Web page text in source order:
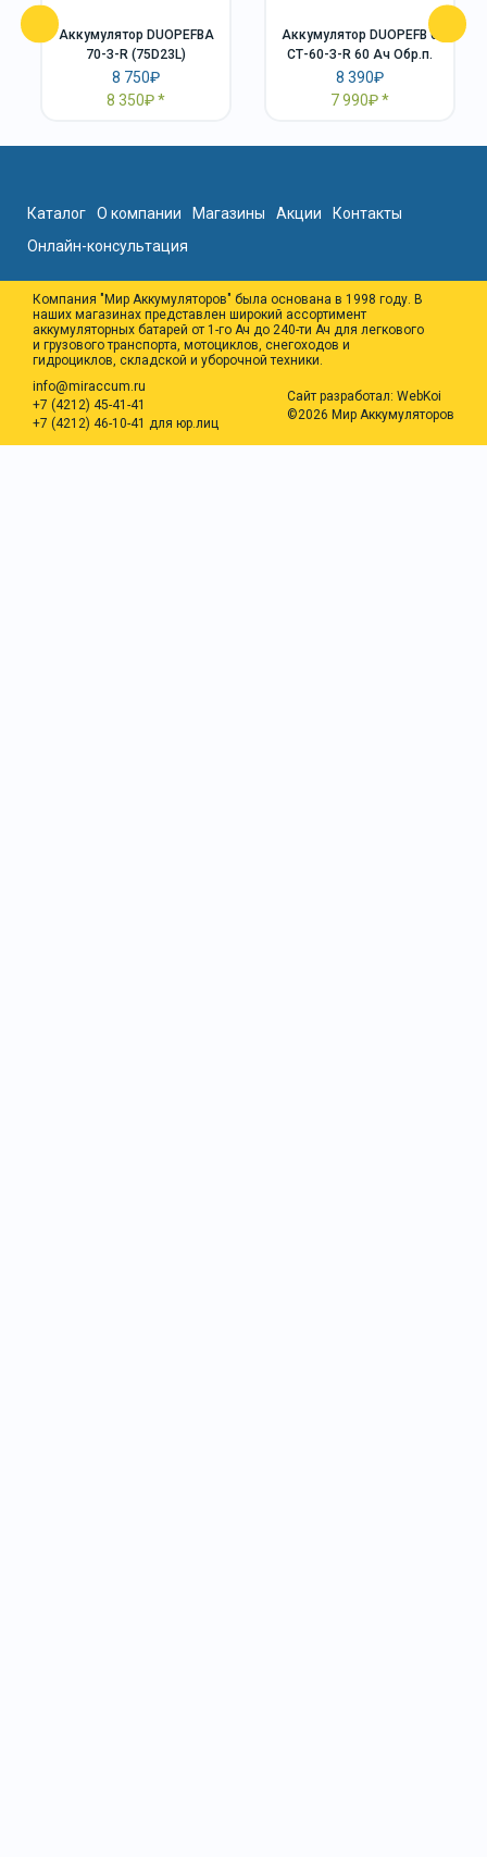
Аккумулятор DUOPEFBА
70-З-R (75D23L)
8 750₽
8 350₽
Аккумулятор DUOPEFB 6
СТ-60-З-R 60 Ач Обр.п.
8 390₽
7 990₽
Каталог О компании Магазины Акции
Контакты
Онлайн-консультация
Компания "Мир Аккумуляторов" была основана в 1998 году. В
наших магазинах представлен широкий ассортимент
аккумуляторных батарей от 1-го Ач до 240-ти Ач для легкового
и грузового транспорта, мотоциклов, снегоходов и
гидроциклов, складской и уборочной техники.
info@miraccum.ru
+7 (4212) 45-41-41
+7 (4212) 46-10-41 для юр.лиц
Сайт разработал: WebKoi
©2026 Мир Аккумуляторов